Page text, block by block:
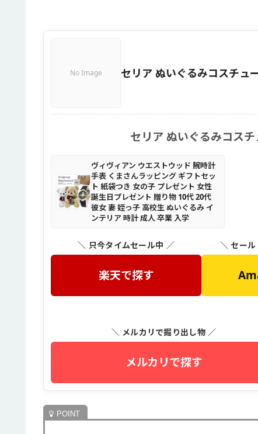
No Image セリア ぬいぐるみコスチュ
セリア ぬいぐるみコス
ヴィヴィアン ウエストウッド 腕時計
手表 くまさんラッピング ギフトセッ
ト 紙袋つき 女の子 プレゼント 女性
誕生日プレゼント 贈り物 10代 20代
彼女 妻 姪っ子 高校生 ぬいぐるみ イ
ンテリア 時計 成人 卒業 入学
＼ 只今タイムセール中 ／
楽天で探す
＼ セー
＼ メルカリで掘り出し物 ／
メルカリで探す